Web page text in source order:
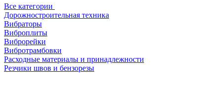
Все категории
Дорожностроительная техника
Вибраторы
Виброплиты
Виброрейки
Вибротрамбовки
Расходные материалы и принадлежности
Резчики швов и бензорезы